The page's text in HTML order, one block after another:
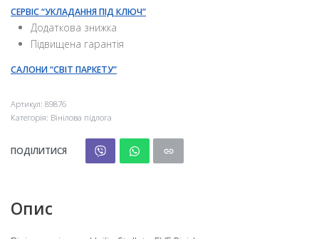
СЕРВІС “УКЛАДАННЯ ПІД КЛЮЧ”
Додаткова знижка
Підвищена гарантія
САЛОНИ “СВІТ ПАРКЕТУ”
Артикул: 89876
Категорія: Вінілова підлога
ПОДІЛИТИСЯ
Опис